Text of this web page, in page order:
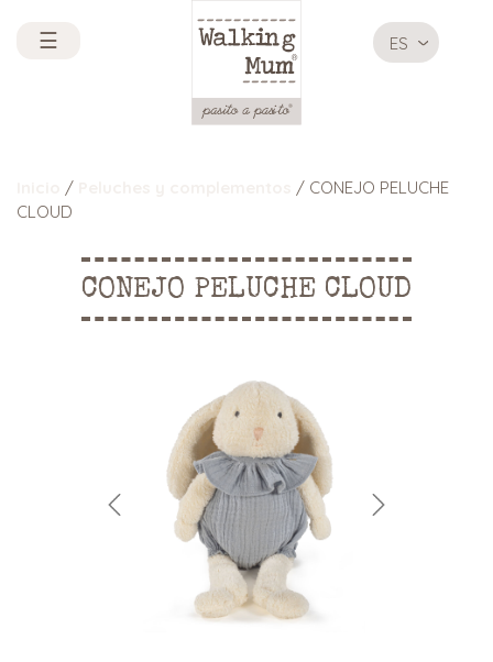
☰ ES
/
/ CONEJO PELUCHE
CLOUD
CONEJO PELUCHE CLOUD